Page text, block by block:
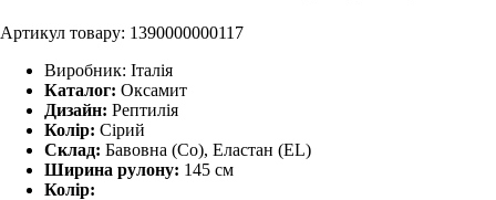
Артикул товару: 1390000000117
Виробник: Італія
Каталог: Оксамит
Дизайн: Рептилія
Колір: Сірий
Склад: Бавовна (Co), Еластан (EL)
Ширина рулону: 145 см
Колір: